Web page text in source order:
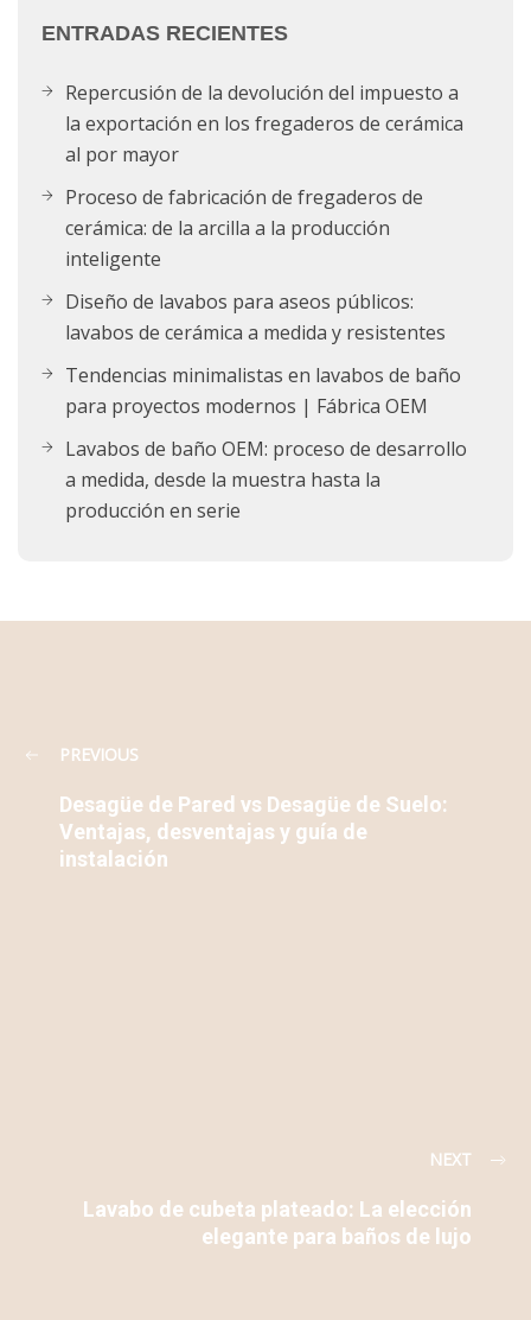
ENTRADAS RECIENTES
Repercusión de la devolución del impuesto a
la exportación en los fregaderos de cerámica
al por mayor
Proceso de fabricación de fregaderos de
cerámica: de la arcilla a la producción
inteligente
Diseño de lavabos para aseos públicos:
lavabos de cerámica a medida y resistentes
Tendencias minimalistas en lavabos de baño
para proyectos modernos | Fábrica OEM
Lavabos de baño OEM: proceso de desarrollo
a medida, desde la muestra hasta la
producción en serie
PREVIOUS
Desagüe de Pared vs Desagüe de Suelo:
Ventajas, desventajas y guía de
instalación
NEXT
Lavabo de cubeta plateado: La elección
elegante para baños de lujo